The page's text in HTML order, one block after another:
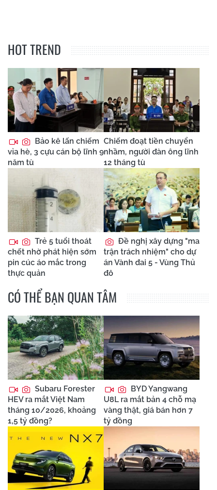
HOT TREND
Bảo kê lấn chiếm
vỉa hè, 3 cựu cán bộ lĩnh 9
năm tù
Chiếm đoạt tiền chuyển
nhầm, người đàn ông lĩnh
12 tháng tù
Trẻ 5 tuổi thoát
chết nhờ phát hiện sớm
pin cúc áo mắc trong
thực quản
Đề nghị xây dựng "ma
trận trách nhiệm" cho dự
án Vành đai 5 - Vùng Thủ
đô
CÓ THỂ BẠN QUAN TÂM
Subaru Forester
HEV ra mắt Việt Nam
tháng 10/2026, khoảng
1,5 tỷ đồng?
BYD Yangwang
U8L ra mắt bản 4 chỗ mạ
vàng thật, giá bán hơn 7
tỷ đồng